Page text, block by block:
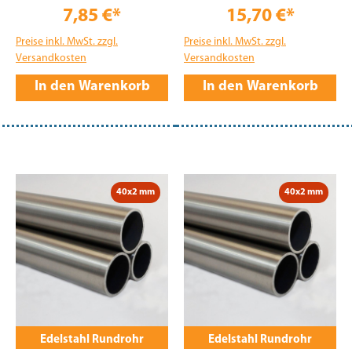
7,85 €*
Preise inkl. MwSt. zzgl.
Versandkosten
In den Warenkorb
15,70 €*
Preise inkl. MwSt. zzgl.
Versandkosten
In den Warenkorb
40x2 mm
Edelstahl Rundrohr
40x2 mm
Edelstahl Rundrohr